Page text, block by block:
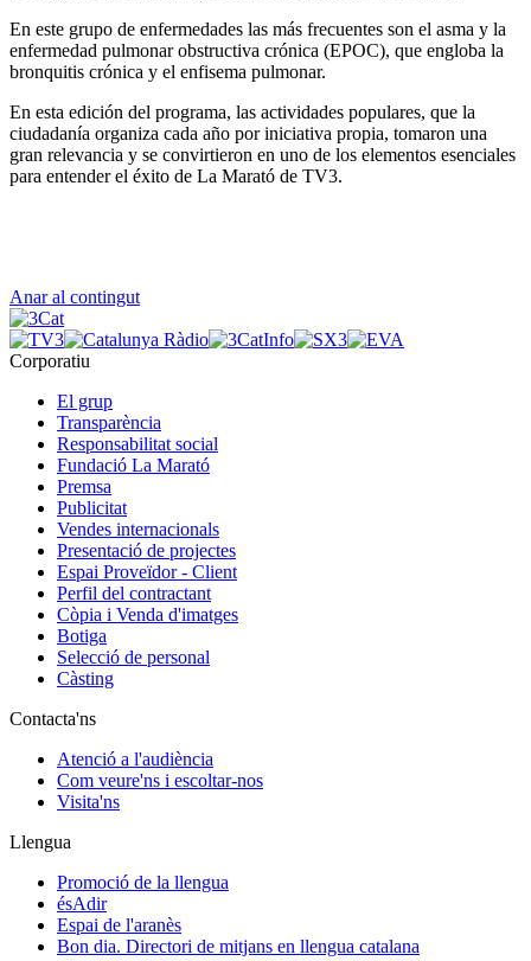
En este grupo de enfermedades las más frecuentes son el asma y la
enfermedad pulmonar obstructiva crónica (EPOC), que engloba la
bronquitis crónica y el enfisema pulmonar.
En esta edición del programa, las actividades populares, que la
ciudadanía organiza cada año por iniciativa propia, tomaron una
gran relevancia y se convirtieron en uno de los elementos esenciales
para entender el éxito de La Marató de TV3.
Anar al contingut
Corporatiu
El grup
Transparència
Responsabilitat social
Fundació La Marató
Premsa
Publicitat
Vendes internacionals
Presentació de projectes
Espai Proveïdor - Client
Perfil del contractant
Còpia i Venda d'imatges
Botiga
Selecció de personal
Càsting
Contacta'ns
Atenció a l'audiència
Com veure'ns i escoltar-nos
Visita'ns
Llengua
Promoció de la llengua
ésAdir
Espai de l'aranès
Bon dia. Directori de mitjans en llengua catalana